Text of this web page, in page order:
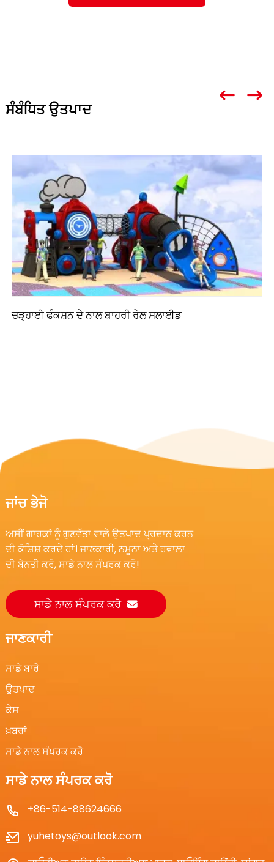
ਸੰਬੰਧਿਤ ਉਤਪਾਦ
ਚੜ੍ਹਾਈ ਫੰਕਸ਼ਨ ਦੇ ਨਾਲ ਬਾਹਰੀ ਰੇਲ ਸਲਾਈਡ
ਜਾਂਚ ਭੇਜੋ
ਅਸੀਂ ਗਾਹਕਾਂ ਨੂੰ ਗੁਣਵੱਤਾ ਵਾਲੇ ਉਤਪਾਦ ਪ੍ਰਦਾਨ ਕਰਨ
ਦੀ ਕੋਸ਼ਿਸ਼ ਕਰਦੇ ਹਾਂ। ਜਾਣਕਾਰੀ, ਨਮੂਨਾ ਅਤੇ ਹਵਾਲਾ
ਦੀ ਬੇਨਤੀ ਕਰੋ, ਸਾਡੇ ਨਾਲ ਸੰਪਰਕ ਕਰੋ!
ਸਾਡੇ ਨਾਲ ਸੰਪਰਕ ਕਰੋ
ਜਾਣਕਾਰੀ
ਸਾਡੇ ਬਾਰੇ
ਉਤਪਾਦ
ਕੇਸ
ਖ਼ਬਰਾਂ
ਸਾਡੇ ਨਾਲ ਸੰਪਰਕ ਕਰੋ
ਸਾਡੇ ਨਾਲ ਸੰਪਰਕ ਕਰੋ
+86-514-88624666
yuhetoys@outlook.com